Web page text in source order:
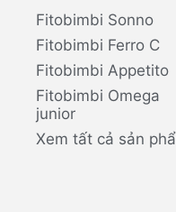
Fitobimbi Sonno
Fitobimbi Ferro C
Fitobimbi Appetito
Fitobimbi Omega
junior
Xem tất cả sản